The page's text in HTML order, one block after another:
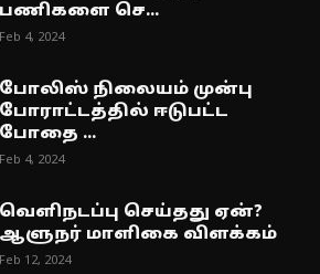
பணிகளை செ...
Feb 4, 2024
போலிஸ் நிலையம் முன்பு
போராட்டத்தில் ஈடுபட்ட
போதை ...
Feb 4, 2024
வெளிநடப்பு செய்தது ஏன்?
ஆளுநர் மாளிகை விளக்கம்
Feb 12, 2024